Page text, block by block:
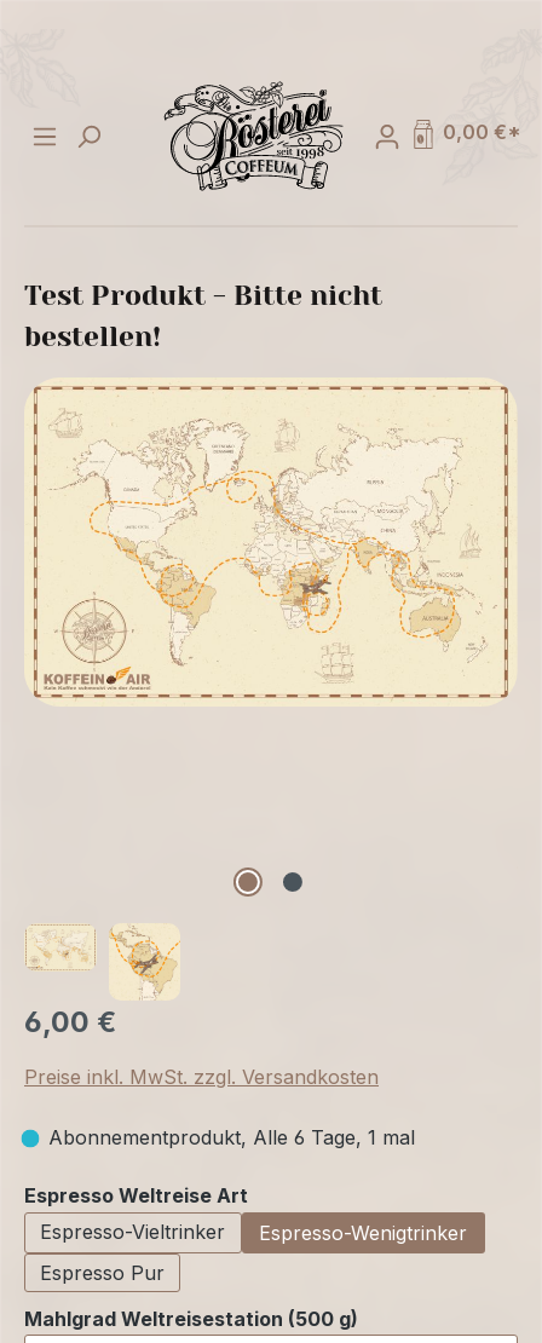
0,00 €*
Test Produkt - Bitte nicht
bestellen!
6,00 €
Preise inkl. MwSt. zzgl. Versandkosten
Abonnementprodukt, Alle 6 Tage, 1 mal
Espresso Weltreise Art
Espresso-Vieltrinker
Espresso-Wenigtrinker
Espresso Pur
Mahlgrad Weltreisestation (500 g)